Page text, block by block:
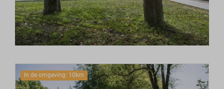
In de omgeving: 10km